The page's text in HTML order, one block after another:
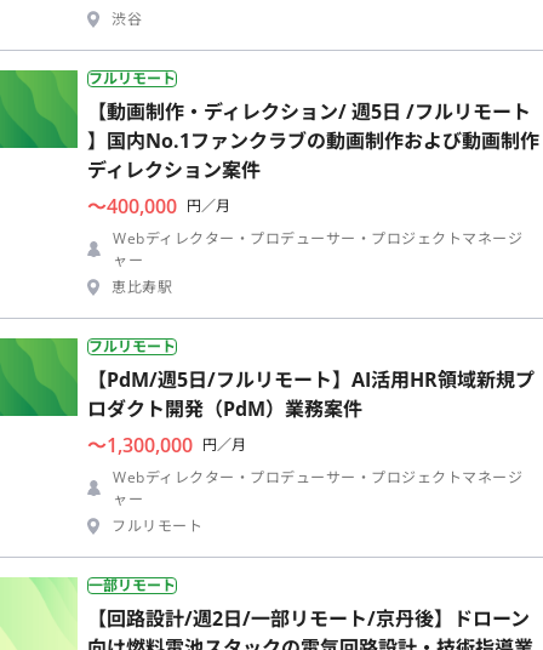
渋谷
フルリモート
【動画制作・ディレクション/ 週5日 /フルリモート
】国内No.1ファンクラブの動画制作および動画制作
ディレクション案件
〜400,000 円／月
Webディレクター・プロデューサー・プロジェクトマネージ
ャー
恵比寿駅
フルリモート
【PdM/週5日/フルリモート】AI活用HR領域新規プ
ロダクト開発（PdM）業務案件
〜1,300,000 円／月
Webディレクター・プロデューサー・プロジェクトマネージ
ャー
フルリモート
一部リモート
【回路設計/週2日/一部リモート/京丹後】ドローン